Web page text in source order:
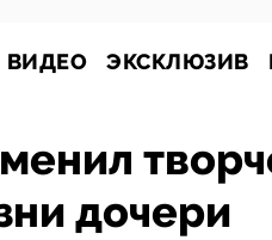
ВИДЕО ЭКСКЛЮЗИВ
дочери